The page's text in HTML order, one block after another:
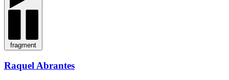
fragment
Raquel Abrantes